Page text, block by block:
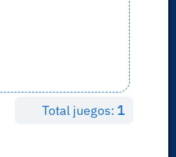
Total juegos: 1